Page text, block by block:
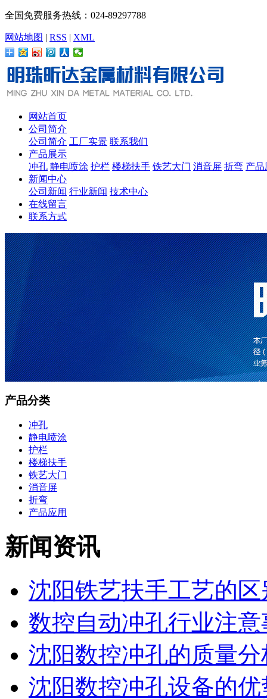
全国免费服务热线：024-89297788
网站地图 | RSS | XML
网站首页
公司简介
公司简介 工厂实景 联系我们
产品展示
冲孔 静电喷涂 护栏 楼梯扶手 铁艺大门 消音屏 折弯 产品
新闻中心
公司新闻 行业新闻 技术中心
在线留言
联系方式
产品分类
冲孔
静电喷涂
护栏
楼梯扶手
铁艺大门
消音屏
折弯
产品应用
新闻资讯
沈阳铁艺扶手工艺的区
数控自动冲孔行业注意
沈阳数控冲孔的质量分
沈阳数控冲孔设备的优